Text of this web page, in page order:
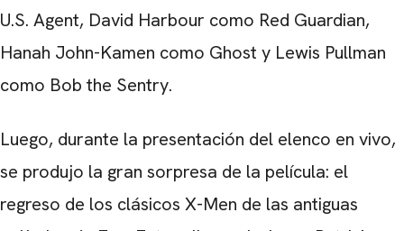
U.S. Agent, David Harbour como Red Guardian,
Hanah John-Kamen como Ghost y Lewis Pullman
como Bob the Sentry.
Luego, durante la presentación del elenco en vivo,
se produjo la gran sorpresa de la película: el
regreso de los clásicos X-Men de las antiguas